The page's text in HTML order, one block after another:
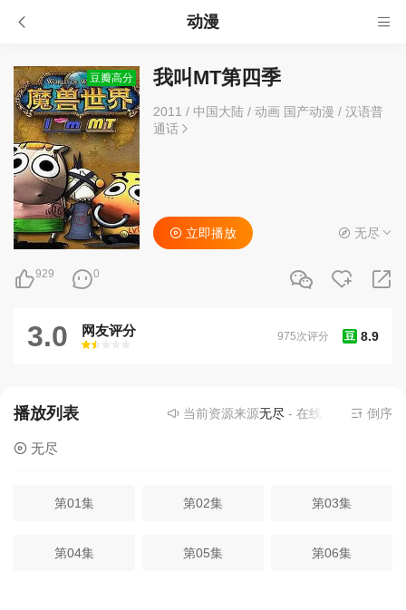
动漫
豆瓣高分 我叫MT第四季
2011 / 中国大陆 / 动画 国产动漫/ 汉语普
通话
929 0
立即播放 无尽
3.0 网友评分
很差
较差还行推荐力荐
豆 8.9
975次评分
播放列表 当前资源来源无尽- 在线播放,无需安装
倒序
无尽
第01集 第02集 第03集
第04集 第05集 第06集